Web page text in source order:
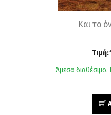
Και το
Τιμή:
Άμεσα